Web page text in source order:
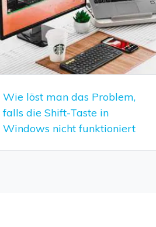
Wie löst man das Problem,
falls die Shift-Taste in
Windows nicht funktioniert